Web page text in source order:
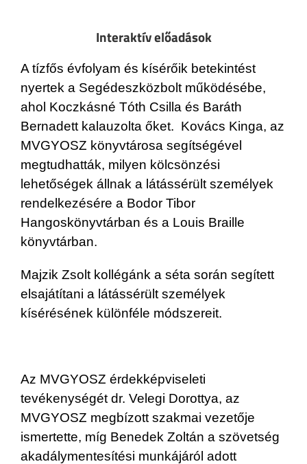
Interaktív előadások
A tízfős évfolyam és kísérőik betekintést
nyertek a Segédeszközbolt működésébe,
ahol Koczkásné Tóth Csilla és Baráth
Bernadett kalauzolta őket. Kovács Kinga, az
MVGYOSZ könyvtárosa segítségével
megtudhatták, milyen kölcsönzési
lehetőségek állnak a látássérült személyek
rendelkezésére a Bodor Tibor
Hangoskönyvtárban és a Louis Braille
könyvtárban.
Majzik Zsolt kollégánk a séta során segített
elsajátítani a látássérült személyek
kísérésének különféle módszereit.
Az MVGYOSZ érdekképviseleti
tevékenységét dr. Velegi Dorottya, az
MVGYOSZ megbízott szakmai vezetője
ismertette, míg Benedek Zoltán a szövetség
akadálymentesítési munkájáról adott